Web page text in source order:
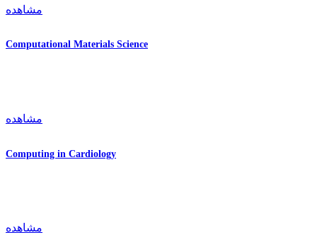
مشاهده
Computational Materials Science
مشاهده
Computing in Cardiology
مشاهده